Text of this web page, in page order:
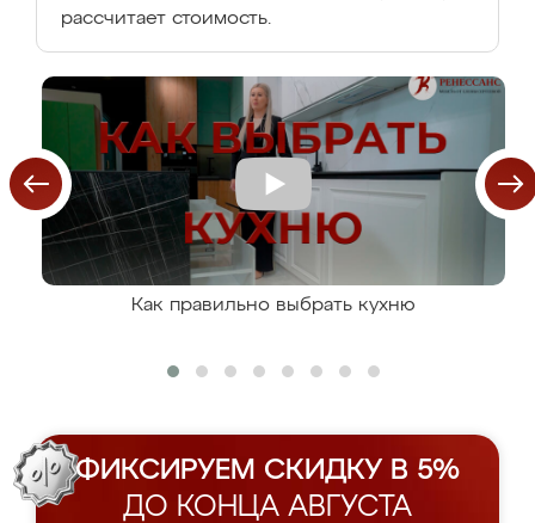
рассчитает стоимость.
Как правильно выбрать кухню
ФИКСИРУЕМ СКИДКУ В 5%
ДО КОНЦА АВГУСТА